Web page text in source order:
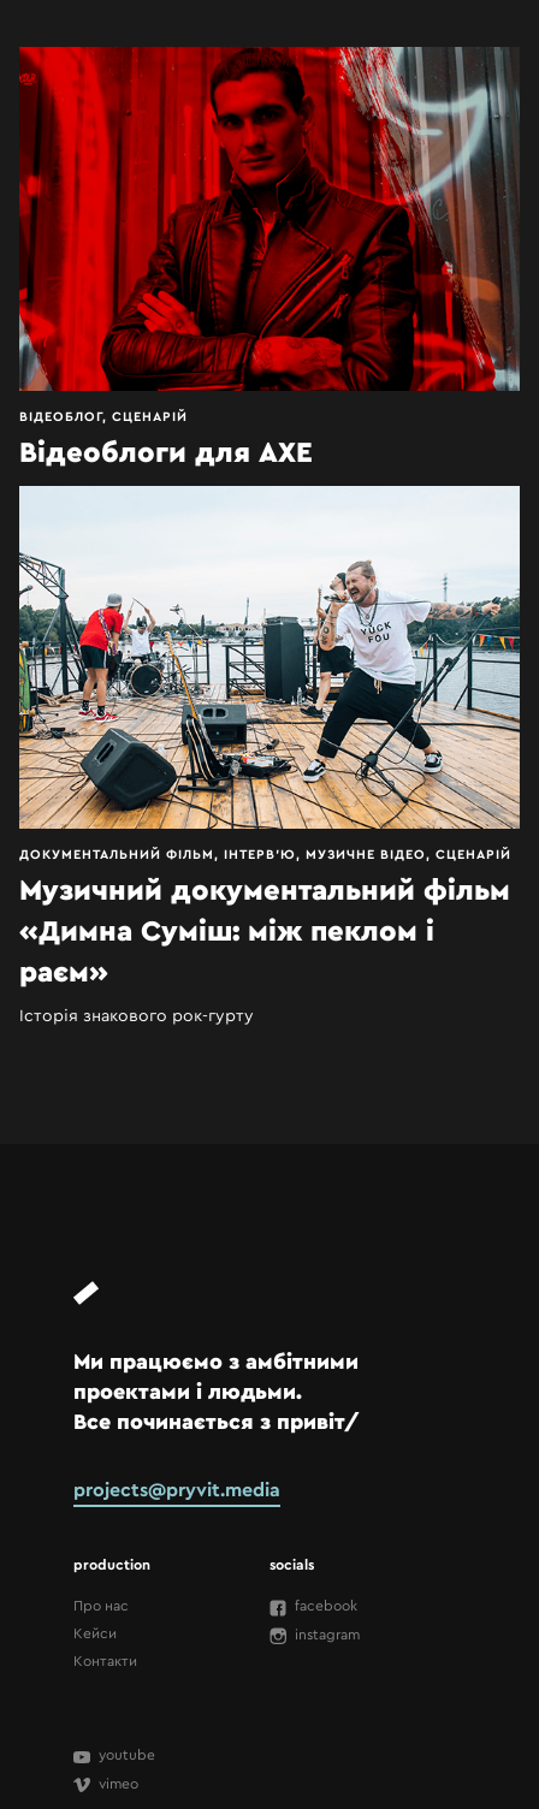
ПРО НАС
КОНТАКТИ
ВІДЕОБЛОГ, СЦЕНАРІЙ
Відеоблоги для AXE
ДОКУМЕНТАЛЬНИЙ ФІЛЬМ, ІНТЕРВ’Ю, МУЗИЧНЕ ВІДЕО, СЦЕНАРІЙ
Музичний документальний фільм
«Димна Суміш: між пеклом і
раєм»
Історія знакового рок-гурту
Ми працюємо з амбітними
проектами і людьми.
Все починається з привіт/
projects@pryvit.media
production
Про нас
Кейси
Контакти
socials
facebook
instagram
youtube
vimeo